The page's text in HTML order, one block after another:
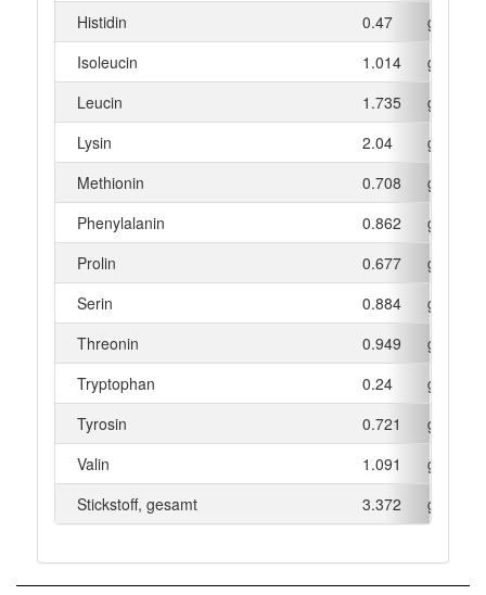
Histidin
0.47
g
Isoleucin
1.014
g
Leucin
1.735
g
Lysin
2.04
g
Methionin
0.708
g
Phenylalanin
0.862
g
Prolin
0.677
g
Serin
0.884
g
Threonin
0.949
g
Tryptophan
0.24
g
Tyrosin
0.721
g
Valin
1.091
g
Stickstoff, gesamt
3.372 g